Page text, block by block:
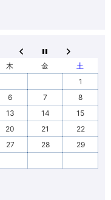
木 金
土
1
6 7
8
13 14
15
20 21
22
27 28
29